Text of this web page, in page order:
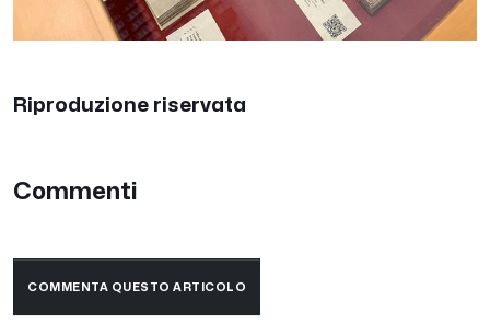
Riproduzione riservata
Commenti
COMMENTA QUESTO ARTICOLO